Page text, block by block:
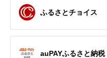
ふるさとチョイス
auPAYふるさと納税